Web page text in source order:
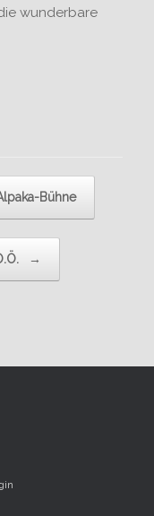
wunderbare
Bühne
→